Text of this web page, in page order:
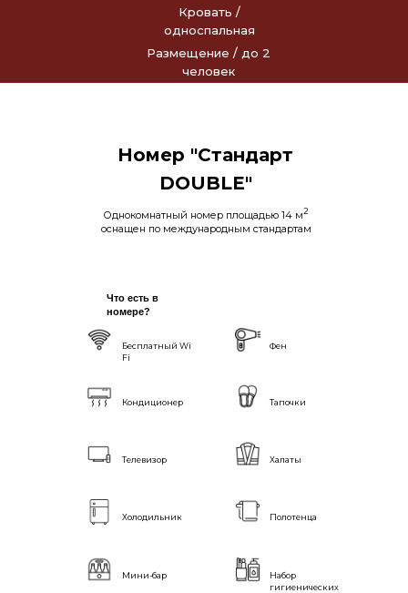
Кровать /
односпальная
Размещение / до 2
человек
Номер "Стандарт
DOUBLE"
Однокомнатный номер площадью 14 м2
оснащен по международным стандартам
Что есть в
номере?
Фен
Тапочки
Набор
гигиенических
Полотенца
Халаты
Бесплатный Wi
Fi
Кондиционер
Телевизор
Холодильник
Мини-бар